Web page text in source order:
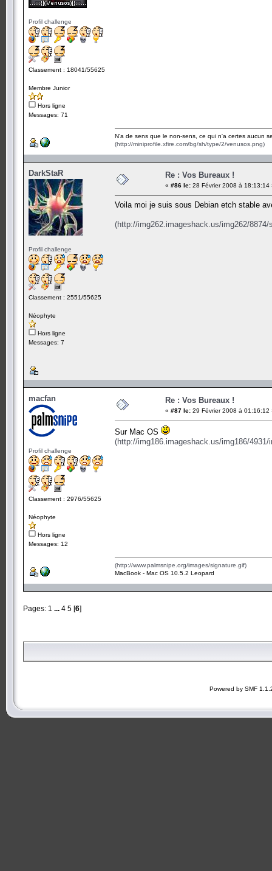
Profil challenge
Classement : 18041/55625
Membre Junior
Hors ligne
Messages: 71
N'a de sens que le non-sens, ce qui n'a certes aucun
(http://miniprofile.xfire.com/bg/sh/type/2/venusos.png)
DarkStaR
Profil challenge
Classement : 2551/55625
Néophyte
Hors ligne
Messages: 7
Re : Vos Bureaux !
« #86 le: 28 Février 2008 à 18:13:14
Voila moi je suis sous Debian etch stable
(http://img262.imageshack.us/img262/8874/
macfan
Profil challenge
Classement : 2976/55625
Néophyte
Hors ligne
Messages: 12
Re : Vos Bureaux !
« #87 le: 29 Février 2008 à 01:16:12
Sur Mac OS
(http://img186.imageshack.us/img186/4931/
(http://www.palmsnipe.org/images/signature.gif)
MacBook - Mac OS 10.5.2 Leopard
Pages: 1 ... 4 5 [6]
Powered by SMF